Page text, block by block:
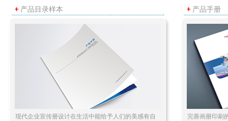
产品目录样本
现代企业宣传册设计在生活中能给予人们的美感有自
产品手册
完善画册印刷